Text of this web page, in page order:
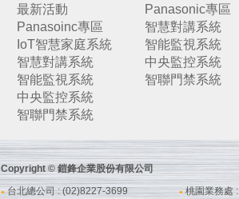
最新活動
Panasoinc專區
IoT智慧家庭系統
智慧對講系統
智能監視系統
中央監控系統
智聯門禁系統
Panasonic專區
智慧對講系統
智能監視系統
中央監控系統
智聯門禁系統
Copyright © 鎧鋒企業股份有限公司
●台北總公司 : (02)8227-3699
● 桃園業務處